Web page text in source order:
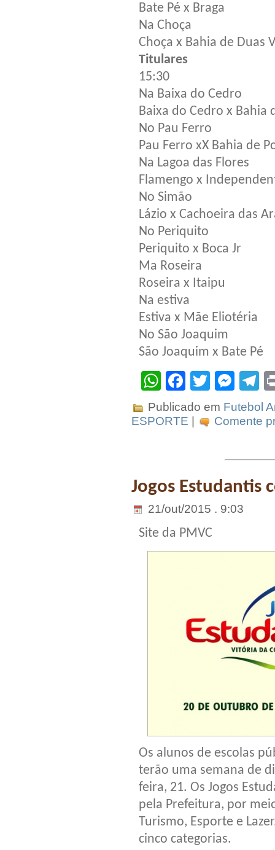
Bate Pé x Braga
Na Choça
Choça x Bahia de Duas
Titulares
15:30
Na Baixa do Cedro
Baixa do Cedro x Bahia
No Pau Ferro
Pau Ferro xX Bahia de
Na Lagoa das Flores
Flamengo x
No Simão
Lázio x Cachoeira das
No Periquito
Periquito x Boca Jr
Ma Roseira
Roseira x Itaipu
Na estiva
Estiva x Mãe Eliotéria
No São Joaquim
São Joaquim x Bate Pé
WhatsApp
Facebook
Twitter
Publicado em Futebol
ESPORTE | Comente
Jogos Estudantis
21/out/2015 . 9:03
Site da PMVC
Os alunos de escolas
terão uma semana de
feira, 21. Os Jogos
pela Prefeitura, por
Turismo, Esporte e
cinco categorias.